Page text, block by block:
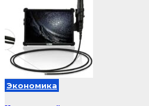
Экономика